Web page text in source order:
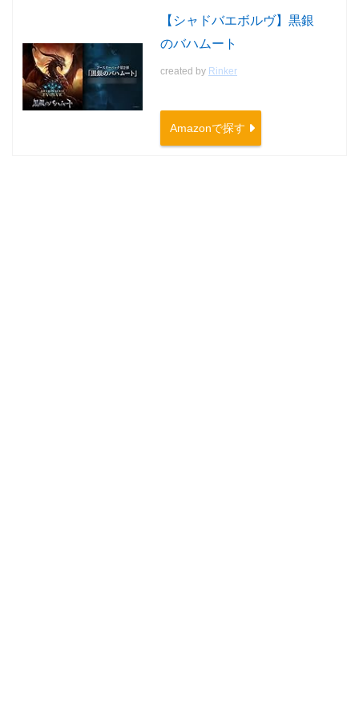
【シャドバエボルヴ】黒銀
のバハムート
created by Rinker
Amazonで探す